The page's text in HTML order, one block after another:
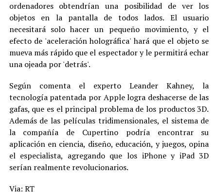
ordenadores obtendrían una posibilidad de ver los
objetos en la pantalla de todos lados. El usuario
necesitará solo hacer un pequeño movimiento, y el
efecto de 'aceleración holográfica' hará que el objeto se
mueva más rápido que el espectador y le permitirá echar
una ojeada por 'detrás'.
Según comenta el experto Leander Kahney, la
tecnología patentada por Apple logra deshacerse de las
gafas, que es el principal problema de los productos 3D.
Además de las películas tridimensionales, el sistema de
la compañía de Cupertino podría encontrar su
aplicación en ciencia, diseño, educación, y juegos, opina
el especialista, agregando que los iPhone y iPad 3D
serían realmente revolucionarios.
Via: RT